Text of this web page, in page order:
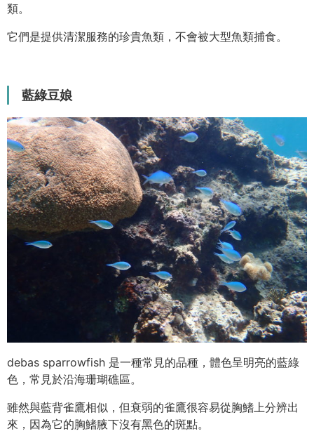
類。
它們是提供清潔服務的珍貴魚類，不會被大型魚類捕食。
藍綠豆娘
debas sparrowfish 是一種常見的品種，體色呈明亮的藍綠
色，常見於沿海珊瑚礁區。
雖然與藍背雀鷹相似，但衰弱的雀鷹很容易從胸鰭上分辨出
來，因為它的胸鰭腋下沒有黑色的斑點。